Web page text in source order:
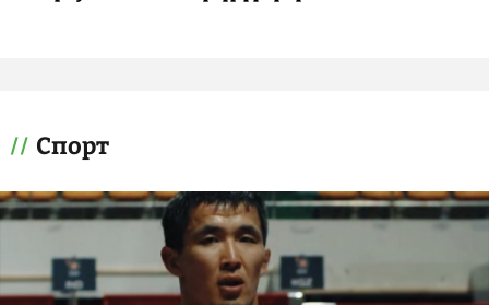
Спорт